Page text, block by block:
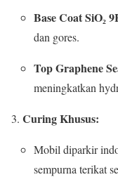
Base Coat SiO₂
dan gores.
Top Graphene
meningkatkan
Curing Khusus:
Mobil diparkir
sempurna terikat